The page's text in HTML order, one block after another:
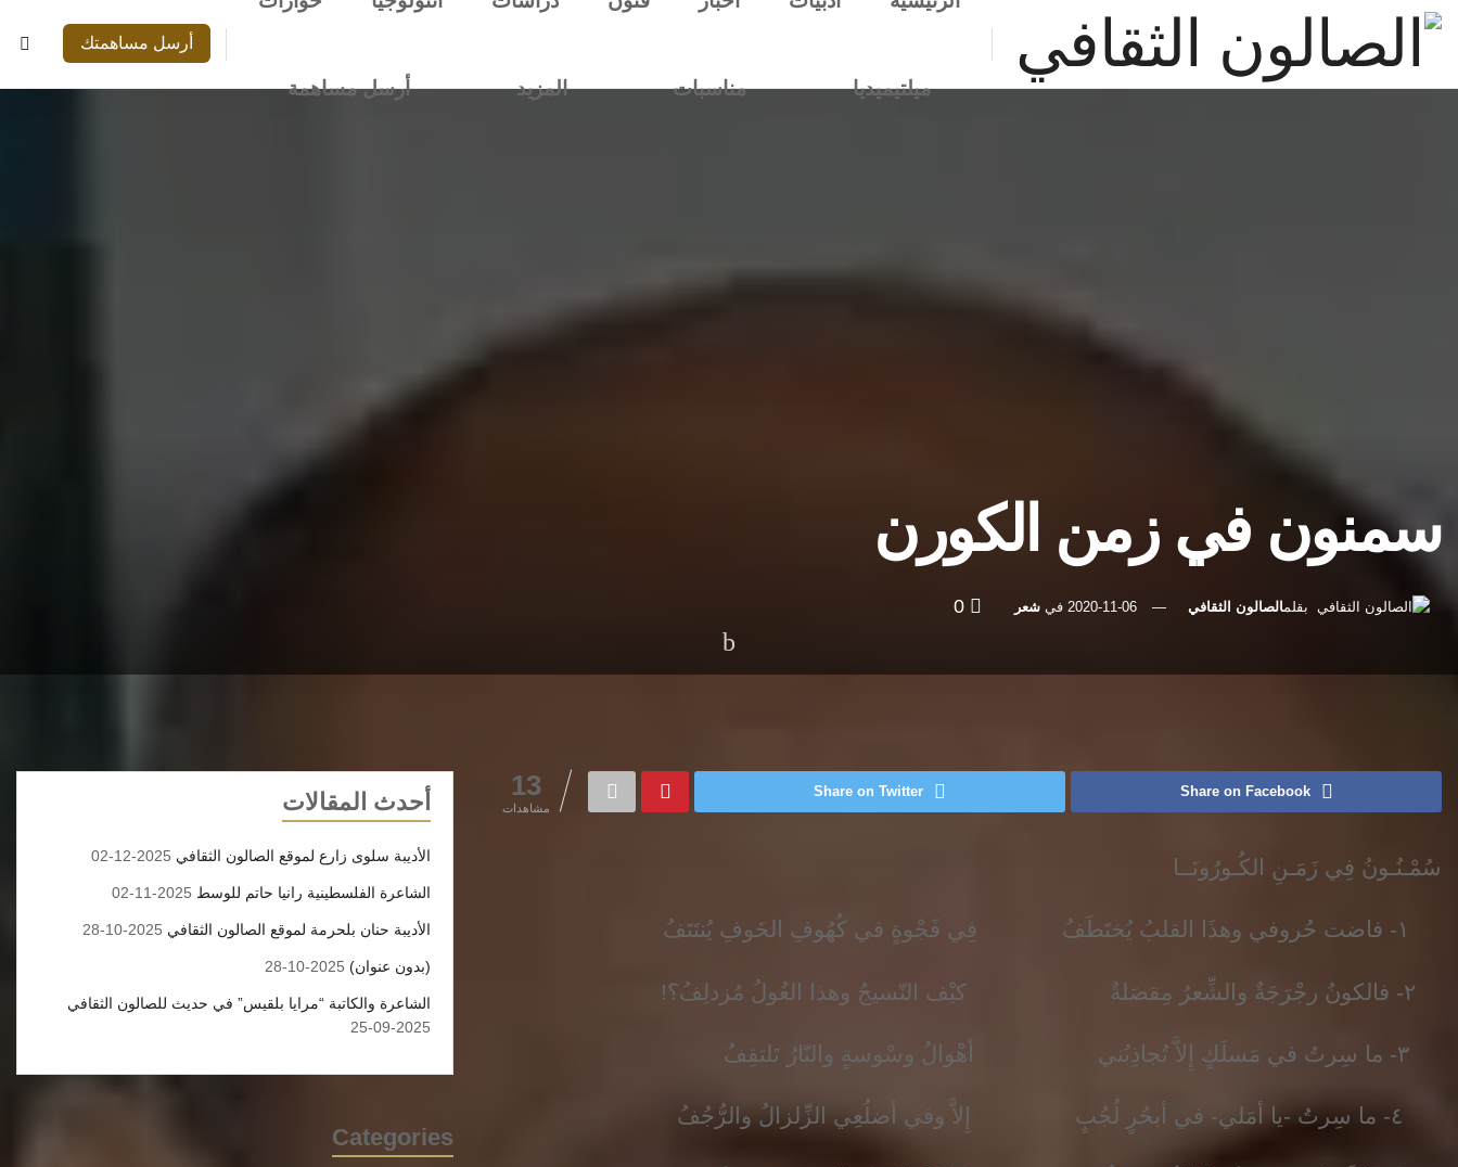
ميلتيميديا مناسبات المزيد أرسل مساهمة
أرسل مساهمتك
سمنون في زمن الكورن
بقلمالصالون الثقافي 2020-11-06 في شعر 0
13
مشاهدات
Share on Facebook
Share on Twitter
سُمْـنُـونُ فِي زَمَـنِ الكُـورُونَــا
أحدث المقالات
الأديبة سلوى زارع لموقع الصالون الثقافي 2025-12-02
الشاعرة الفلسطينية رانيا حاتم للوسط 2025-11-02
الأديبة حنان بلحرمة لموقع الصالون الثقافي 2025-10-28
(بدون عنوان) 2025-10-28
الشاعرة والكاتبة “مرايا بلقيس” في حديث للصالون الثقافي
2025-09-25
Categories